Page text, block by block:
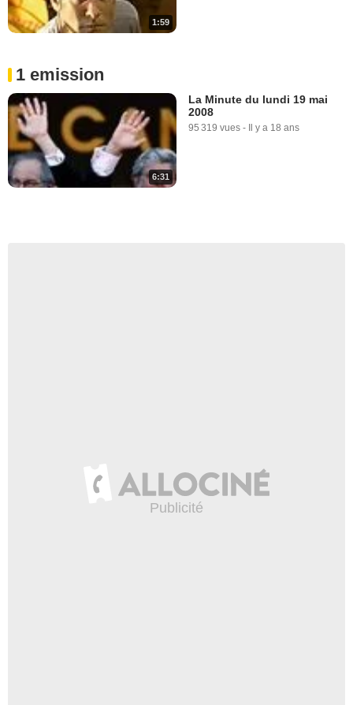
1:59
1 emission
6:31
La Minute du lundi 19 mai
2008
95 319 vues - Il y a 18 ans